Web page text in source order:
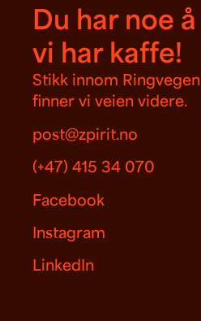
Du har noe
vi har kaffe!
Stikk innom
finner vi veien videre.
post@zpirit.no
(+47) 415 34 070
Facebook
Instagram
LinkedIn